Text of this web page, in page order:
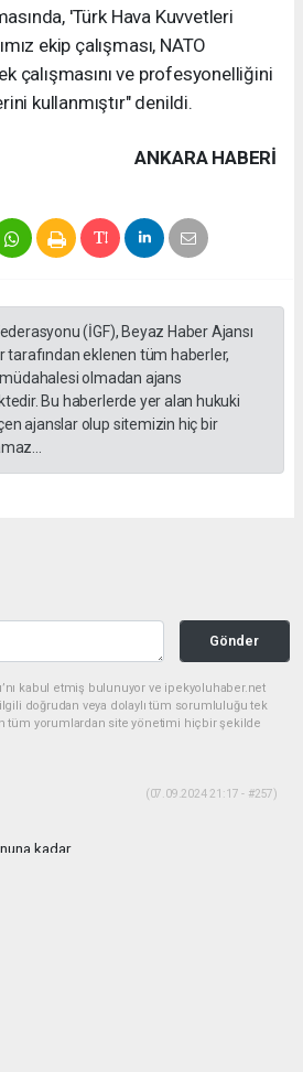
'Türk Hava Kuvvetleri
ekip çalışması, NATO
çalışmasını ve profesyonelliğini
kullanmıştır" denildi.
ANKARA HABERİ
(İGF), Beyaz Haber Ajansı
tarafından eklenen tüm haberler,
olmadan ajans
Bu haberlerde yer alan hukuki
ajanslar olup sitemizin hiç bir
Gönder
kabul etmiş bulunuyor ve ipekyoluhaber.net
doğrudan veya dolaylı tüm sorumluluğu tek
tüm yorumlardan site yönetimi hiçbir şekilde
(07.09.2024 21:17 - #257)
kadar...